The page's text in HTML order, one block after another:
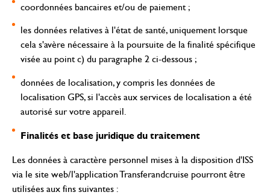
coordonnées bancaires et/ou de paiement ;
les données relatives à l'état de santé, uniquement lorsque
cela s'avère nécessaire à la poursuite de la finalité spécifique
visée au point c) du paragraphe 2 ci-dessous ;
données de localisation, y compris les données de
localisation GPS, si l'accès aux services de localisation a été
autorisé sur votre appareil.
Finalités et base juridique du traitement
Les données à caractère personnel mises à la disposition d'ISS
via le site web/l'application Transferandcruise pourront être
utilisées aux fins suivantes :